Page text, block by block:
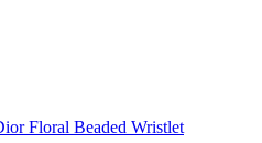
Floral Beaded Wristlet